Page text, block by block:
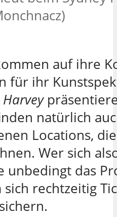
auf ihre
für ihr
Harvey
natürlich
Locations,
Wer sich
unbedingt das
rechtzeitig